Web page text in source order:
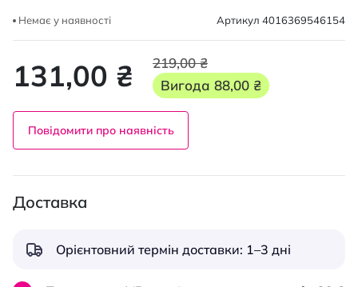
Немає у наявності Артикул 4016369546154
131,00 ₴
219,00 ₴
Вигода 88,00 ₴
Повідомити про наявність
Доставка
Орієнтовний термін доставки: 1–3 дні